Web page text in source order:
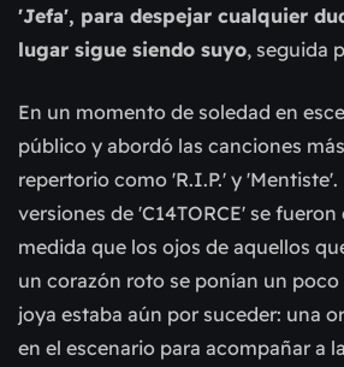
'Jefa', para despejar cualquier
lugar sigue siendo suyo, seguida
En un momento de soledad en
público y abordó las canciones
repertorio como 'R.I.P.' y
versiones de 'C14TORCE' se
medida que los ojos de aquellos
un corazón roto se ponían un poco
joya estaba aún por suceder: una
en el escenario para acompañar a